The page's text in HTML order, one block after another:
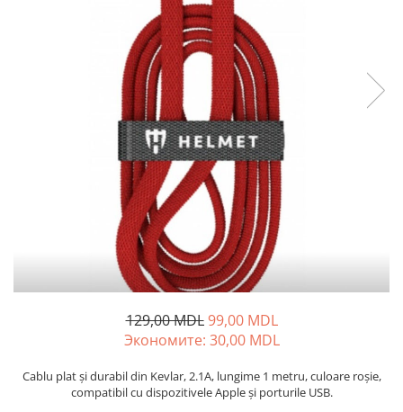
Антибактериальные лампы
Декоративное освещение
Инсектицидные лампы
Автотовары и Автоаксессуары
Аксессуары для Мойки Авто
Видеорегистраторы
Инструменты и оборудование
Портативные Автомобильные
Портативные пылесосы
Бытовая техника
129,00 MDL 99,00 MDL
Экономитe: 30,00 MDL
Cablu plat și durabil din Kevlar, 2.1A, lungime 1 metru, culoare roșie,
compatibil cu dispozitivele Apple și porturile USB.